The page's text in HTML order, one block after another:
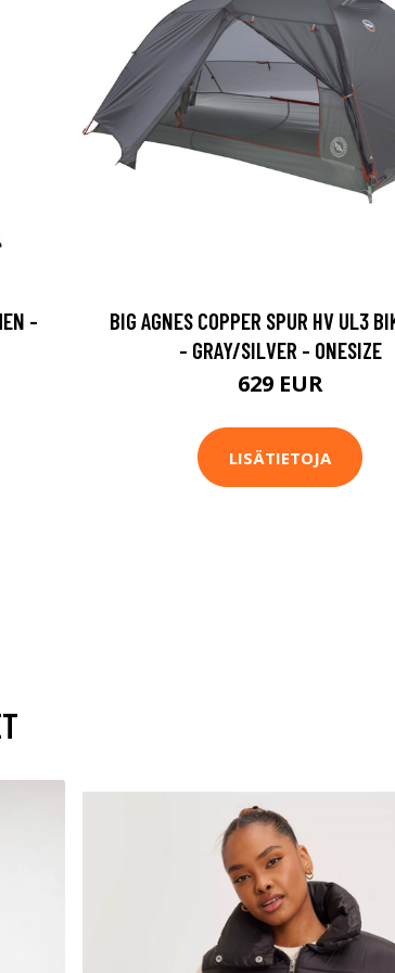
-
BIG AGNES COPPER SPUR HV UL3
- GRAY/SILVER - ONESIZE
629 EUR
LISÄTIETOJA